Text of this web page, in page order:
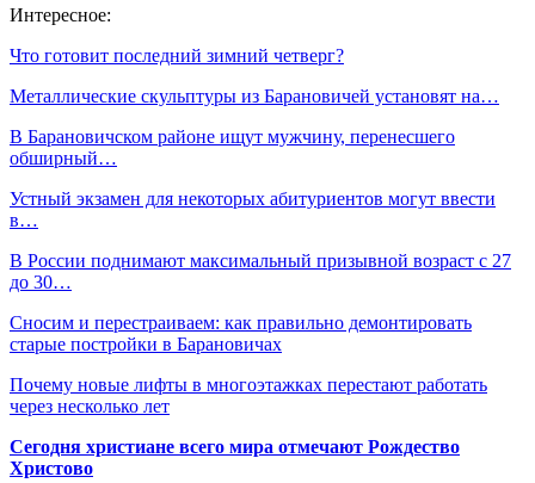
Интересное:
Что готовит последний зимний четверг?
Металлические скульптуры из Барановичей установят на…
В Барановичском районе ищут мужчину, перенесшего
обширный…
Устный экзамен для некоторых абитуриентов могут ввести
в…
В России поднимают максимальный призывной возраст с 27
до 30…
Сносим и перестраиваем: как правильно демонтировать
старые постройки в Барановичах
Почему новые лифты в многоэтажках перестают работать
через несколько лет
Сегодня христиане всего мира отмечают Рождество
Христово